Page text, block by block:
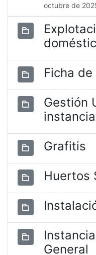
octubre de
Ficha
Gestión
Grafitis
Huertos
General